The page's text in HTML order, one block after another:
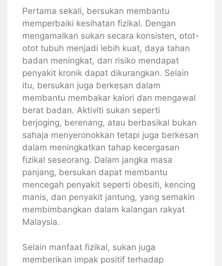
Pertama sekali, bersukan membantu
memperbaiki kesihatan fizikal. Dengan
mengamalkan sukan secara konsisten, otot-
otot tubuh menjadi lebih kuat, daya tahan
badan meningkat, dan risiko mendapat
penyakit kronik dapat dikurangkan. Selain
itu, bersukan juga berkesan dalam
membantu membakar kalori dan mengawal
berat badan. Aktiviti sukan seperti
berjoging, berenang, atau berbasikal bukan
sahaja menyeronokkan tetapi juga berkesan
dalam meningkatkan tahap kecergasan
fizikal seseorang. Dalam jangka masa
panjang, bersukan dapat membantu
mencegah penyakit seperti obesiti, kencing
manis, dan penyakit jantung, yang semakin
membimbangkan dalam kalangan rakyat
Malaysia.
Selain manfaat fizikal, sukan juga
memberikan impak positif terhadap